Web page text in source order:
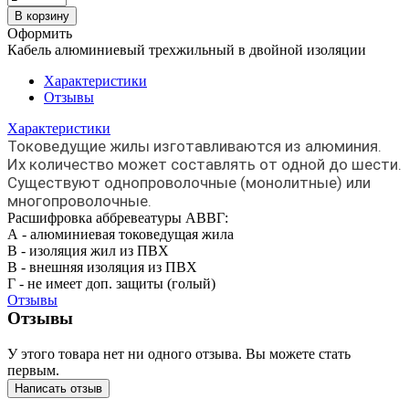
В корзину
Оформить
Кабель алюминиевый трехжильный в двойной изоляции
Характеристики
Отзывы
Характеристики
Токоведущие жилы изготавливаются из алюминия.
Их количество может составлять от одной до шести.
Существуют однопроволочные (монолитные) или
многопроволочные.
Расшифровка аббревеатуры АВВГ:
А - алюминиевая токоведущая жила
В - изоляция жил из ПВХ
В - внешняя изоляция из ПВХ
Г - не имеет доп. защиты (голый)
Отзывы
Отзывы
У этого товара нет ни одного отзыва. Вы можете стать
первым.
Написать отзыв